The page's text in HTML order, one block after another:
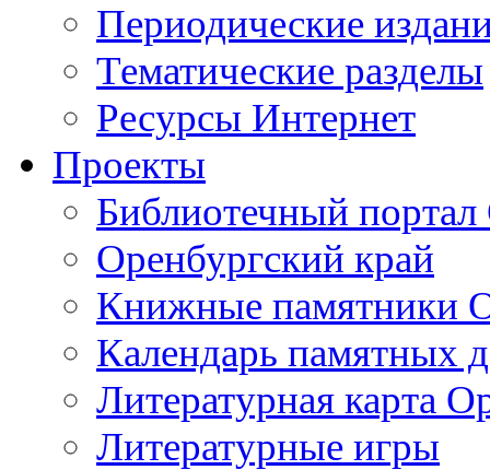
Периодические
Тематические разделы
Ресурсы Интернет
Проекты
Библиотечный портал
Оренбургский край
Книжные памятники
Календарь памятных
Литературная карта
Литературные игры